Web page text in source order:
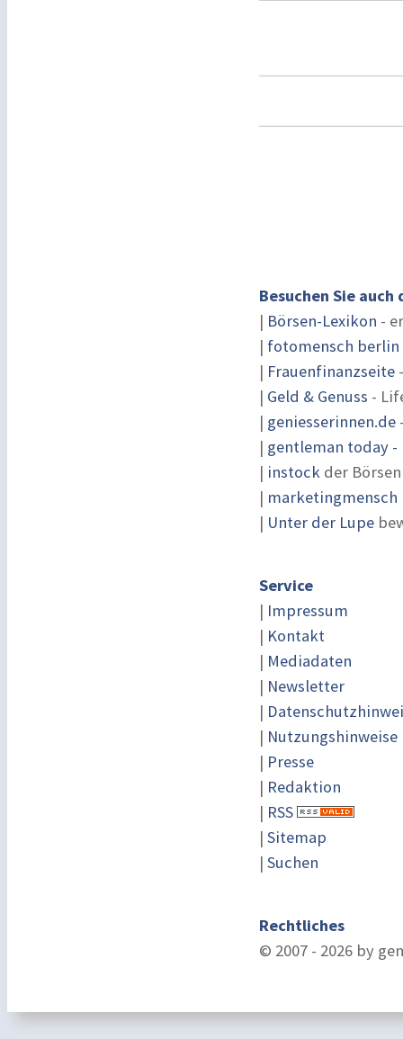
Besuchen Sie
| Börsen-Lexikon -
| fotomensch berlin
| Frauenfinanzseite
| Geld & Genuss -
| geniesserinnen.de
| gentleman today -
| instock der
|
| Unter der Lupe
Service
| Impressum
| Kontakt
| Mediadaten
| Newsletter
|
| Nutzungshinweise
| Presse
| Redaktion
| RSS
| Sitemap
| Suchen
Rechtliches
© 2007 - 2026 by